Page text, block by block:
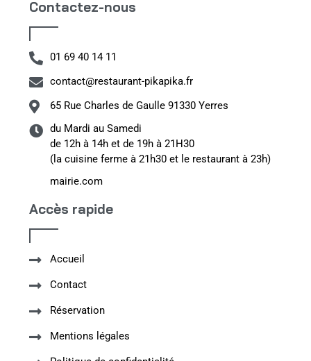
Contactez-nous
01 69 40 14 11
contact@restaurant-pikapika.fr
65 Rue Charles de Gaulle 91330 Yerres
du Mardi au Samedi
de 12h à 14h et de 19h à 21H30
(la cuisine ferme à 21h30 et le restaurant à 23h)
mairie.com
Accès rapide
Accueil
Contact
Réservation
Mentions légales